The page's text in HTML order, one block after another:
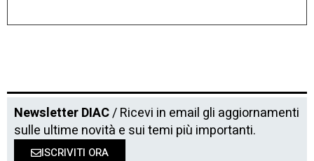
Newsletter DIAC/ Ricevi in email gli aggiornamenti
sulle ultime novità e sui temi più importanti.
ISCRIVITI ORA